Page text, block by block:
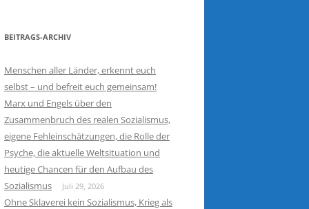
BEITRAGS-ARCHIV
Menschen aller Länder, erkennt euch
selbst – und befreit euch gemeinsam!
Marx und Engels über den
Zusammenbruch des realen Sozialismus,
eigene Fehleinschätzungen, die Rolle der
Psyche, die aktuelle Weltsituation und
heutige Chancen für den Aufbau des
Sozialismus
Juli 29, 2026
Ohne Sklaverei kein Sozialismus, Krieg als